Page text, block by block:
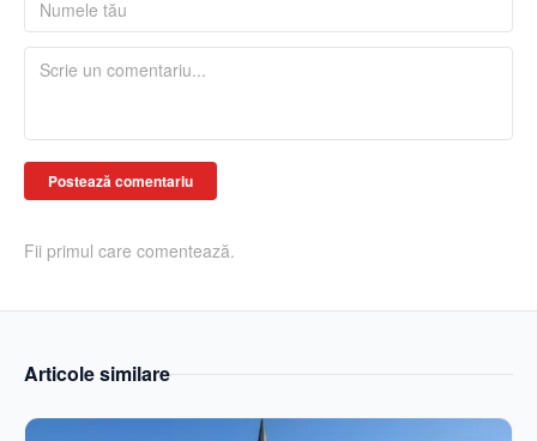
Postează comentariu
Fii primul care comentează.
Articole similare